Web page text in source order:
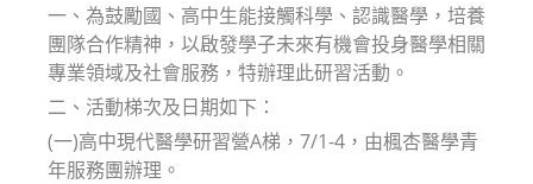
一、為鼓勵國、高中生能接觸科學、認識醫學，培養
團隊合作精神，以啟發學子未來有機會投身醫學相關
專業領域及社會服務，特辦理此研習活動。
二、活動梯次及日期如下：
(一)高中現代醫學研習營A梯，7/1-4，由楓杏醫學青
年服務團辦理。